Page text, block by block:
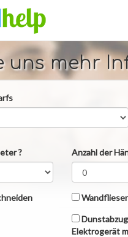
uns mehr
? Anzahl der
Elektrogerät